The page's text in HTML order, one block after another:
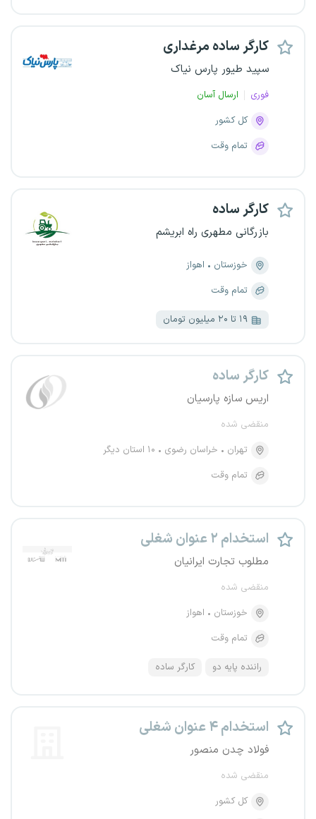
کارگر ساده مرغداری
سپید طیور پارس نیاک
فوری
ارسال آسان
کل کشور
تمام وقت
کارگر ساده
بازرگانی مطهری راه ابریشم
خوزستان
اهواز
تمام وقت
۱۹ تا ۲۰ میلیون تومان
کارگر ساده
اریس سازه پارسیان
منقضی شده
تهران
خراسان رضوی
۱۰ استان دیگر
تمام وقت
استخدام ۲ عنوان شغلی
مطلوب تجارت ایرانیان
منقضی شده
خوزستان
اهواز
تمام وقت
راننده پایه دو کارگر ساده
استخدام ۴ عنوان شغلی
فولاد چدن منصور
منقضی شده
کل کشور